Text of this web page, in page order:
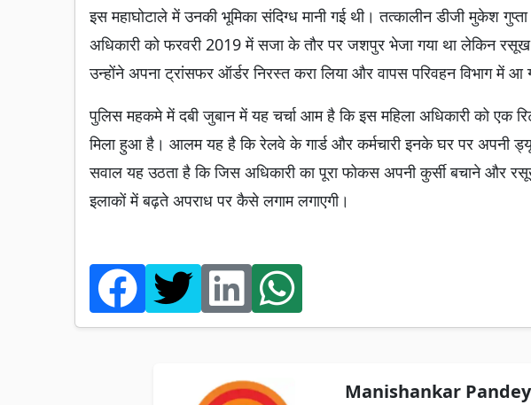
इस महाघोटाले में उनकी भूमिका संदिग्ध मानी गई थी। तत्कालीन डीजी मुकेश गुप्ता
अधिकारी को फरवरी 2019 में सजा के तौर पर जशपुर भेजा गया था लेकिन
उन्होंने अपना ट्रांसफर ऑर्डर निरस्त करा लिया और वापस परिवहन विभाग में आ
पुलिस महकमे में दबी जुबान में यह चर्चा आम है कि इस महिला अधिकारी को एक
मिला हुआ है। आलम यह है कि रेलवे के गार्ड और कर्मचारी इनके घर पर अपनी
सवाल यह उठता है कि जिस अधिकारी का पूरा फोकस अपनी कुर्सी बचाने और
इलाकों में बढ़ते अपराध पर कैसे लगाम लगाएगी।
Manishankar Pandey